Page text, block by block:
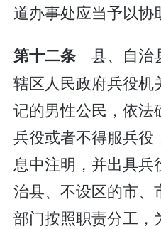
道办事处应当予以协
第十二条 县、自治
辖区人民政府兵役机
记的男性公民，依法
兵役或者不得服兵
息中注明，并出具兵
治县、不设区的市、
部门按照职责分工，